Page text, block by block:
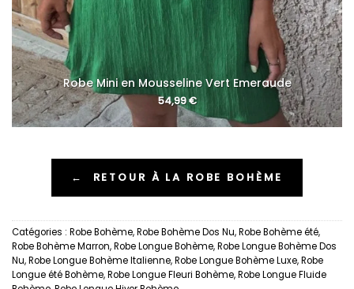
Robe Mini en Mousseline Vert Emeraude
54,99€
← RETOUR À LA ROBE BOHÈME
Catégories : Robe Bohème,Robe Bohème Dos Nu,Robe Bohème été,
Robe Bohème Marron,Robe Longue Bohème,Robe Longue Bohème Dos
Nu,Robe Longue Bohème Italienne,Robe Longue Bohème Luxe,Robe
Longue été Bohème,Robe Longue Fleuri Bohème,Robe Longue Fluide